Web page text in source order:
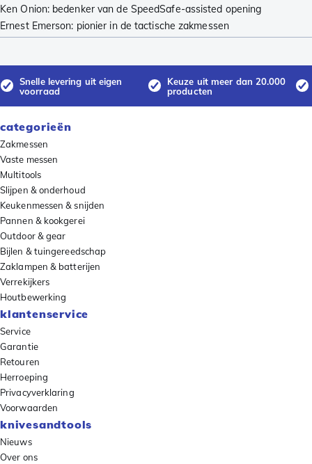
Ken Onion: bedenker van de SpeedSafe-assisted opening
Ernest Emerson: pionier in de tactische zakmessen
Snelle levering uit eigen
voorraad
Keuze uit meer dan 20.000
producten
categorieën
Zakmessen
Vaste messen
Multitools
Slijpen & onderhoud
Keukenmessen & snijden
Pannen & kookgerei
Outdoor & gear
Bijlen & tuingereedschap
Zaklampen & batterijen
Verrekijkers
Houtbewerking
klantenservice
Service
Garantie
Retouren
Herroeping
Privacyverklaring
Voorwaarden
knivesandtools
Nieuws
Over ons